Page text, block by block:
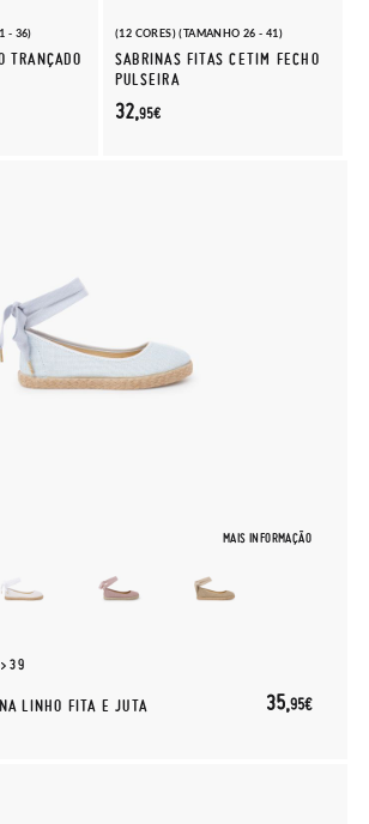
- 36)
TRANÇADO
(12 CORES) (TAMANHO 26 - 41)
SABRINAS FITAS CETIM FECHO
PULSEIRA
32,95€
MAIS INFORMAÇÃO
39
LINHO FITA E JUTA 35,95€